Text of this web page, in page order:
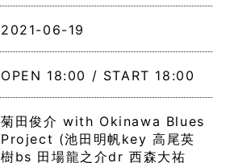
2021-06-19
OPEN 18:00 / START 18:00
菊田俊介 with Okinawa Blues
Project (池田明帆key 高尾英
樹bs 田場龍之介dr 西森大祐